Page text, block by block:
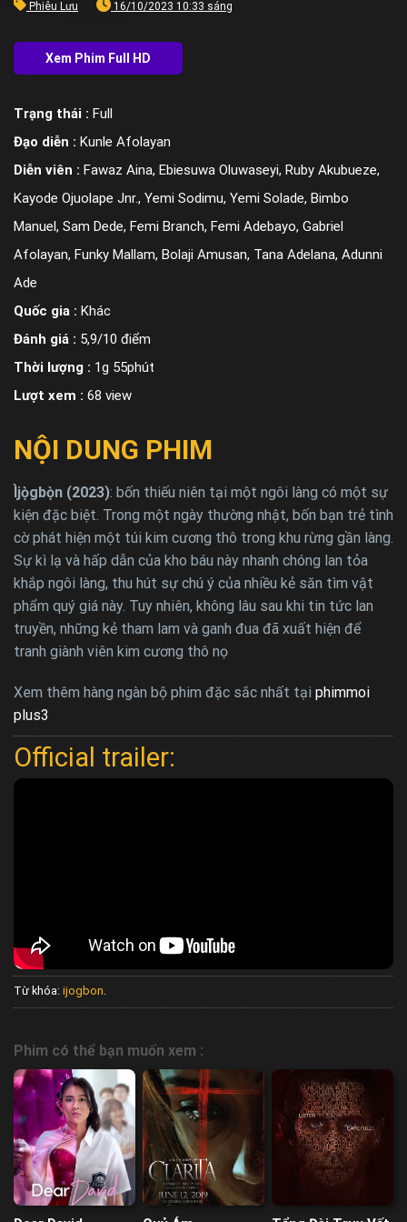
Phiêu Lưu 16/10/2023 10:33 sáng
Trạng thái : Full
Đạo diễn : Kunle Afolayan
Diễn viên : Fawaz Aina, Ebiesuwa Oluwaseyi, Ruby Akubueze,
Kayode Ojuolape Jnr., Yemi Sodimu, Yemi Solade, Bimbo
Manuel, Sam Dede, Femi Branch, Femi Adebayo, Gabriel
Afolayan, Funky Mallam, Bolaji Amusan, Tana Adelana, Adunni
Ade
Quốc gia : Khác
Đánh giá : 5,9/10 điểm
Thời lượng : 1g 55phút
Lượt xem : 68 view
NỘI DUNG PHIM
Ìjọ̀gbọ̀n (2023): bốn thiếu niên tại một ngôi làng có một sự
kiện đặc biệt. Trong một ngày thường nhật, bốn bạn trẻ tình
cờ phát hiện một túi kim cương thô trong khu rừng gần làng.
Sự kì lạ và hấp dẫn của kho báu này nhanh chóng lan tỏa
khắp ngôi làng, thu hút sự chú ý của nhiều kẻ săn tìm vật
phẩm quý giá này. Tuy nhiên, không lâu sau khi tin tức lan
truyền, những kẻ tham lam và ganh đua đã xuất hiện để
tranh giành viên kim cương thô nọ
Xem thêm hàng ngàn bộ phim đặc sắc nhất tại phimmoi
plus3
Official trailer:
Từ khóa: ijogbon.
Phim có thể bạn muốn xem :